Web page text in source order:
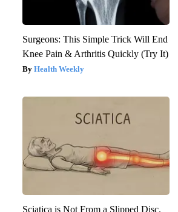
Surgeons: This Simple Trick Will End
Knee Pain & Arthritis Quickly (Try It)
Health Weekly
Sciatica is Not From a Slipped Disc.